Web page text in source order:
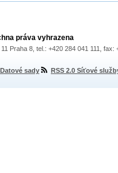
práva vyhrazena
Praha 8, tel.: +420 284 041 111, fax:
sady RSS 2.0 Síťové